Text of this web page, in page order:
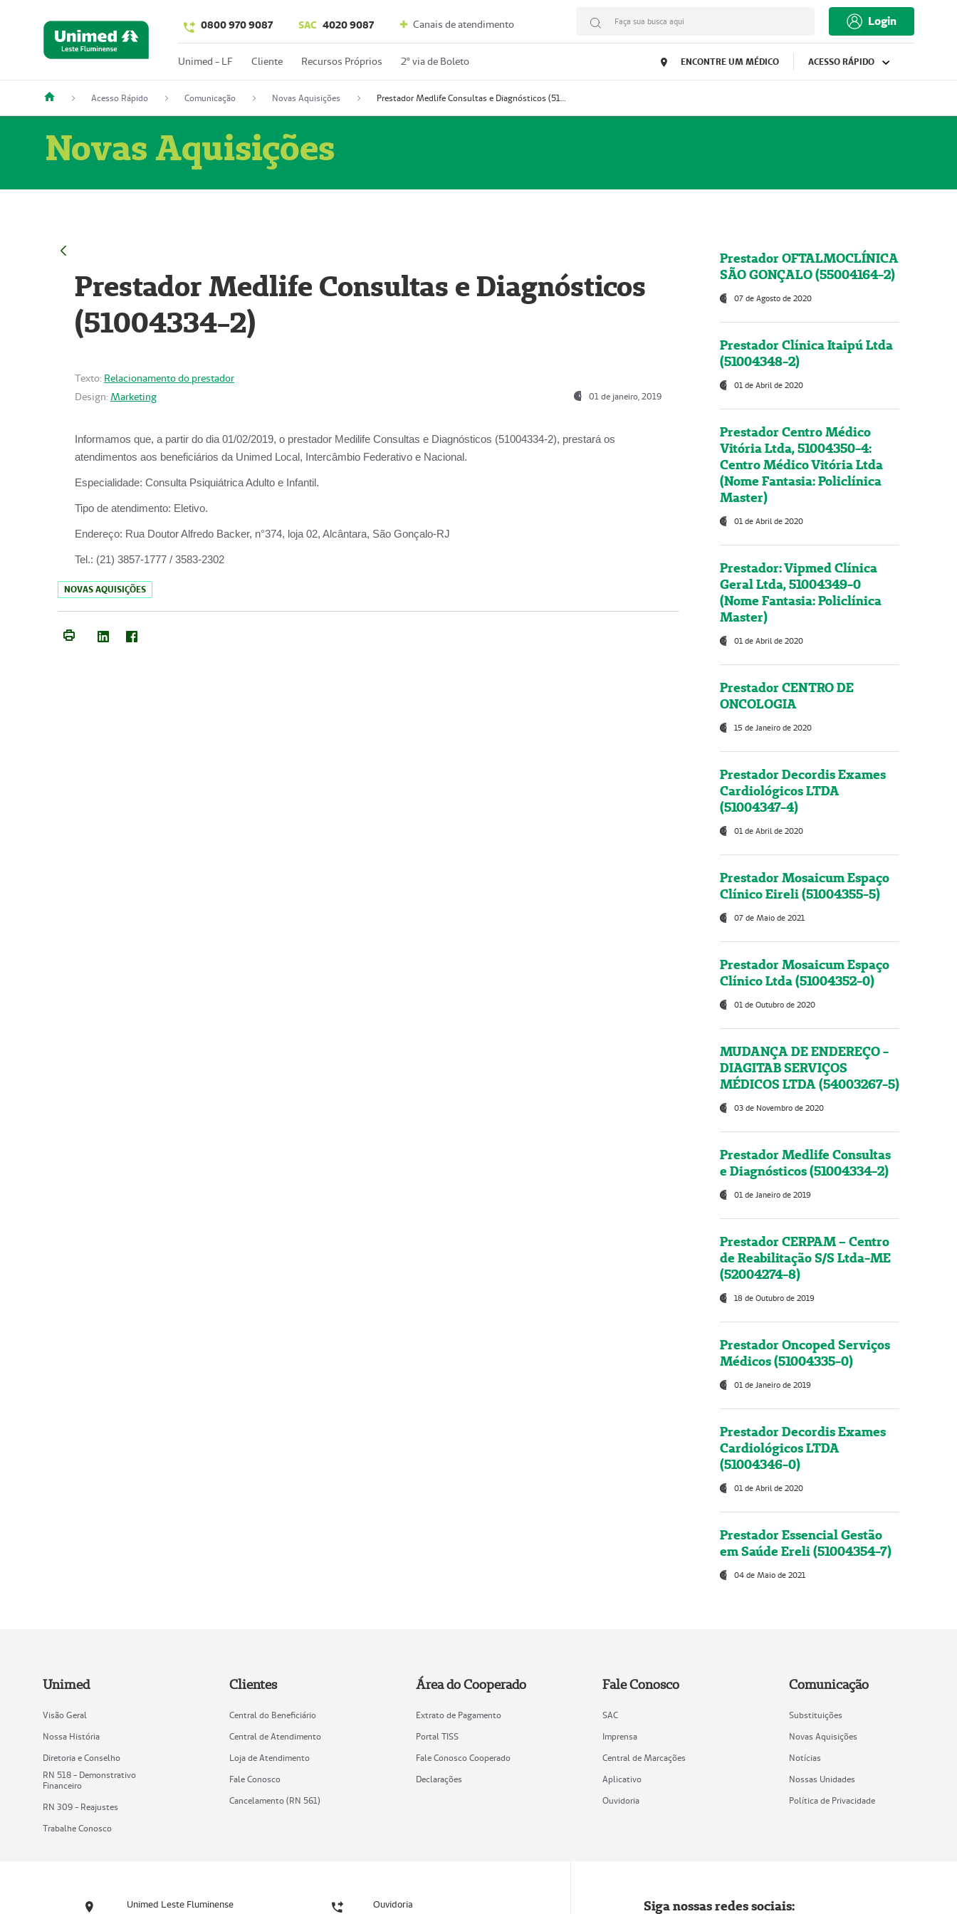
0800 970 9087 SAC 4020 9087 Canais de atendimento Faça sua busca aqui Login
Unimed - LF Cliente Recursos Próprios 2º via de Boleto ENCONTRE UM MÉDICO ACESSO RÁPIDO
Acesso Rápido Comunicação Novas Aquisições Prestador Medlife Consultas e Diagnósticos (51004334-2)
Novas Aquisições
Prestador Medlife Consultas e Diagnósticos
(51004334-2)
Texto: Relacionamento do prestador
Design: Marketing 01 de janeiro, 2019
Informamos que, a partir do dia 01/02/2019, o prestador Medilife Consultas e Diagnósticos (51004334-2), prestará os
atendimentos aos beneficiários da Unimed Local, Intercâmbio Federativo e Nacional.
Especialidade: Consulta Psiquiátrica Adulto e Infantil.
Tipo de atendimento: Eletivo.
Endereço: Rua Doutor Alfredo Backer, n°374, loja 02, Alcântara, São Gonçalo-RJ
Tel.: (21) 3857-1777 / 3583-2302
NOVAS AQUISIÇÕES
Prestador OFTALMOCLÍNICA
SÃO GONÇALO (55004164-2)
07 de Agosto de 2020
Prestador Clínica Itaipú Ltda
(51004348-2)
01 de Abril de 2020
Prestador Centro Médico
Vitória Ltda, 51004350-4:
Centro Médico Vitória Ltda
(Nome Fantasia: Policlínica
Master)
01 de Abril de 2020
Prestador: Vipmed Clínica
Geral Ltda, 51004349-0
(Nome Fantasia: Policlínica
Master)
01 de Abril de 2020
Prestador CENTRO DE
ONCOLOGIA
15 de Janeiro de 2020
Prestador Decordis Exames
Cardiológicos LTDA
(51004347-4)
01 de Abril de 2020
Prestador Mosaicum Espaço
Clínico Eireli (51004355-5)
07 de Maio de 2021
Prestador Mosaicum Espaço
Clínico Ltda (51004352-0)
01 de Outubro de 2020
MUDANÇA DE ENDEREÇO -
DIAGITAB SERVIÇOS
MÉDICOS LTDA (54003267-5)
03 de Novembro de 2020
Prestador Medlife Consultas
e Diagnósticos (51004334-2)
01 de Janeiro de 2019
Prestador CERPAM – Centro
de Reabilitação S/S Ltda-ME
(52004274-8)
18 de Outubro de 2019
Prestador Oncoped Serviços
Médicos (51004335-0)
01 de Janeiro de 2019
Prestador Decordis Exames
Cardiológicos LTDA
(51004346-0)
01 de Abril de 2020
Prestador Essencial Gestão
em Saúde Ereli (51004354-7)
04 de Maio de 2021
Unimed
Visão Geral
Nossa História
Diretoria e Conselho
RN 518 - Demonstrativo
Financeiro
RN 309 - Reajustes
Trabalhe Conosco
Clientes
Central do Beneficiário
Central de Atendimento
Loja de Atendimento
Fale Conosco
Cancelamento (RN 561)
Área do Cooperado
Extrato de Pagamento
Portal TISS
Fale Conosco Cooperado
Declarações
Fale Conosco
SAC
Imprensa
Central de Marcações
Aplicativo
Ouvidoria
Comunicação
Substituições
Novas Aquisições
Notícias
Nossas Unidades
Política de Privacidade
Unimed Leste Fluminense Ouvidoria Siga nossas redes sociais: